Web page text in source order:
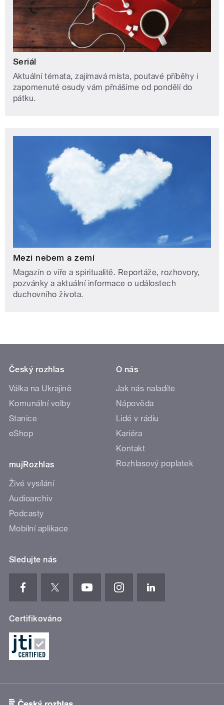
Seriál
Aktuální témata, zajímavá místa, poutavé příběhy i
zapomenuté osudy vám přnášíme od pondělí do
pátku.
Mezi nebem a zemí
Magazín o víře a spiritualitě. Reportáže, rozhovory,
pozvánky a aktuální informace o událostech
duchovního života.
Český rozhlas
Válka na Ukrajině
Komunální volby
Stanice
eShop
mujRozhlas
Živé vysílání
Audioarchiv
Podcasty
Mobilní aplikace
O nás
Jak nás naladíte
Nápověda
Lidé v rádiu
Kariéra
Kontakt
Rozhlasový poplatek
Sledujte nás
Certifikováno